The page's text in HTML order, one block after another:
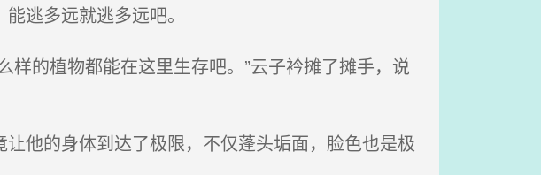
逃多远就逃多远吧。
的植物都能在这里生存吧。”云子衿摊了摊手，说
他的身体到达了极限，不仅蓬头垢面，脸色也是极